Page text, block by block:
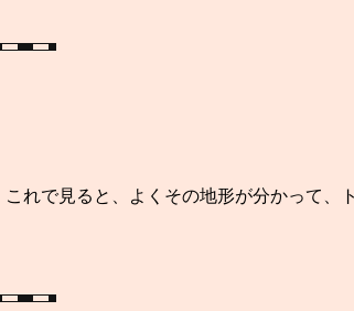
れで見ると、よくその地形が分かって、